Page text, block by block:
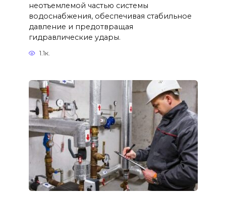
неотъемлемой частью системы
водоснабжения, обеспечивая стабильное
давление и предотвращая
гидравлические удары.
1.1к.